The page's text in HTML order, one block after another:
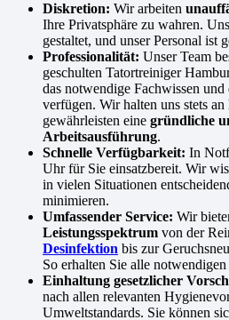
Diskretion: Wir arbeiten
Ihre Privatsphäre zu wahren.
gestaltet, und unser Personal ist
Professionalität: Unser Team
geschulten Tatortreiniger
das notwendige Fachwissen
verfügen. Wir halten uns stets an
gewährleisten eine gründliche
Arbeitsausführung.
Schnelle Verfügbarkeit: In
Uhr für Sie einsatzbereit. Wir
in vielen Situationen
minimieren.
Umfassender Service: Wir
Leistungsspektrum von der
Desinfektion bis zur
So erhalten Sie alle
Einhaltung gesetzlicher
nach allen relevanten
Umweltstandards. Sie können